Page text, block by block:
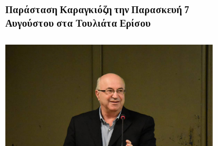
Παράσταση Καραγκιόζη την Παρασκευή 7
Αυγούστου στα Τουλιάτα Ερίσου